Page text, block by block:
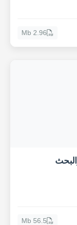
2.96 Mb
56.5 Mb